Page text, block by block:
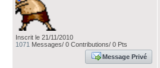
Inscrit le 21/11/2010
1071 Messages/ 0 Contributions/ 0 Pts
Message Privé